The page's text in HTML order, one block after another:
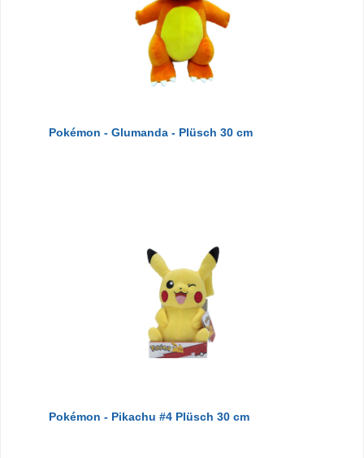
Pokémon - Glumanda - Plüsch 30 cm
Pokémon - Pikachu #4 Plüsch 30 cm